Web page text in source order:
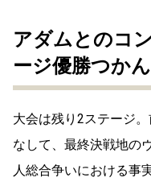
アダムとのコ
ージ優勝つか
大会は残り2ステージ
なして、最終決戦地の
人総合争いにおける事